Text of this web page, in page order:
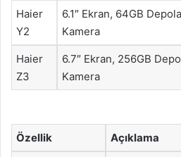
Haier
Y2
6.1″ Ekran, 64GB
Kamera
Haier
Z3
6.7″ Ekran, 256GB
Kamera
Özellik Açıklama